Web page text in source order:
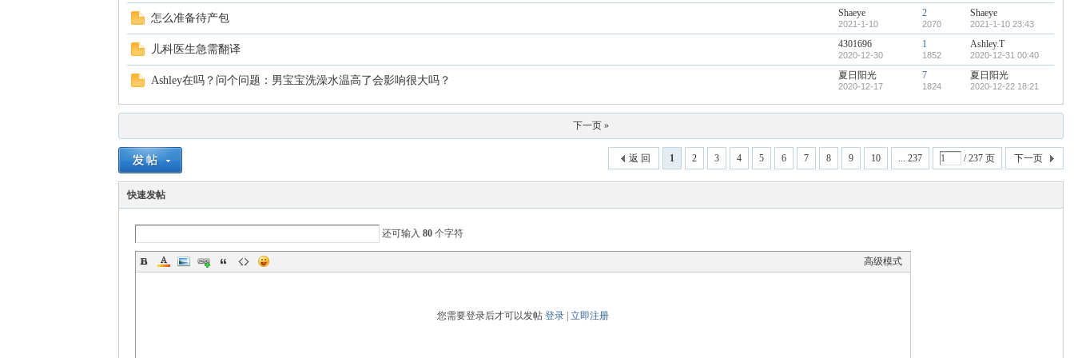
怎么准备待产包 Shaeye
2021-1-10
2
2070
Shaeye
2021-1-10 23:43
儿科医生急需翻译 4301696
2020-12-30
1
1852
Ashley.T
2020-12-31 00:40
Ashley在吗？问个问题：男宝宝洗澡水温高了会影响很大吗？ 夏日阳光
2020-12-17
7
1824
夏日阳光
2020-12-22 18:21
下一页 »
1 2 3 4 5 6 7 8 9 10 ... 237 / 237 页 下一页
返 回
快速发帖
还可输入80 个字符
高级模式
您需要登录后才可以发帖 登录| 立即注册